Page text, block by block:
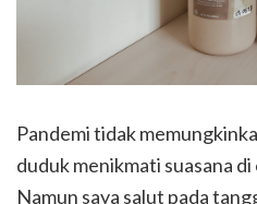
Pandemi tidak
duduk menikmati suasana
Namun saya salut pada